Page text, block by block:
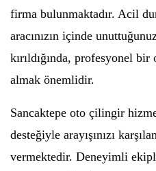
firma bulunmaktadır. Acil
aracınızın içinde
kırıldığında, profesyonel
almak önemlidir.
Sancaktepe oto çilingir
desteğiyle arayışınızı
vermektedir. Deneyimli